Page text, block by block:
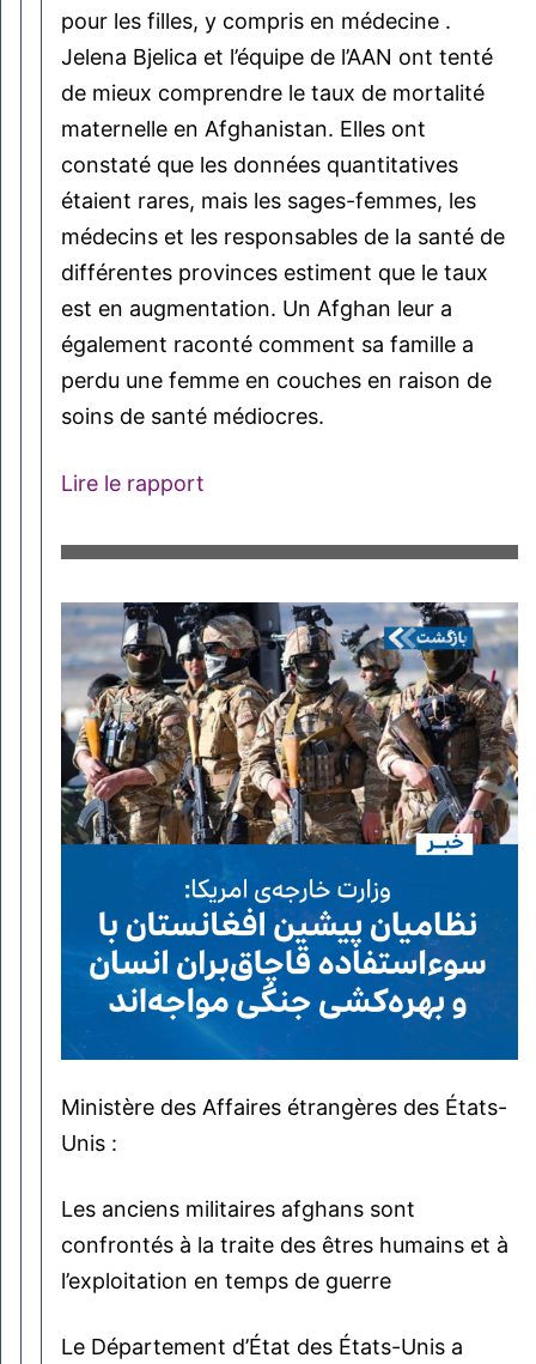
pour les filles, y compris en médecine .
Jelena Bjelica et l’équipe de l’AAN ont tenté
de mieux comprendre le taux de mortalité
maternelle en Afghanistan. Elles ont
constaté que les données quantitatives
étaient rares, mais les sages-femmes, les
médecins et les responsables de la santé de
différentes provinces estiment que le taux
est en augmentation. Un Afghan leur a
également raconté comment sa famille a
perdu une femme en couches en raison de
soins de santé médiocres.
Lire le rapport
Ministère des Affaires étrangères des États-
Unis :
Les anciens militaires afghans sont
confrontés à la traite des êtres humains et à
l’exploitation en temps de guerre
Le Département d’État des États-Unis a